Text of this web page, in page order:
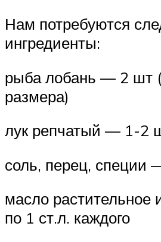
Нам потребуются
ингредиенты:
рыба лобань — 2 шт
размера)
лук репчатый — 1-2
соль, перец, специи
масло
по 1 ст.л. каждого